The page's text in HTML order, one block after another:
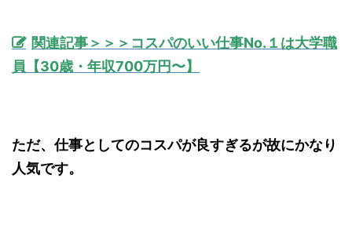
関連記事＞＞＞コスパのいい仕事No.１は大学職
員【30歳・年収700万円〜】
ただ、仕事としてのコスパが良すぎるが故にかなり
人気です。